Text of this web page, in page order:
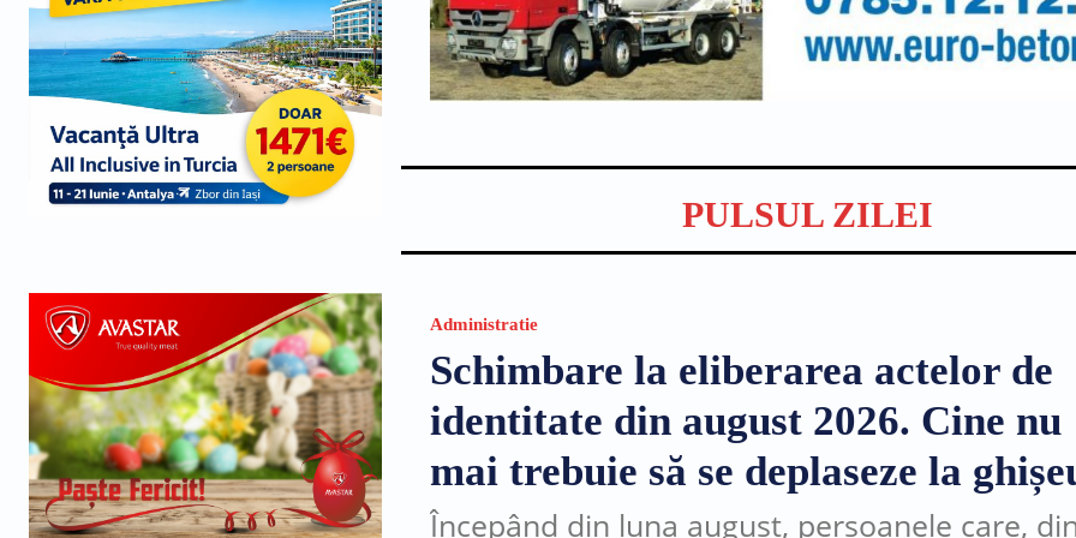
PULSUL ZILEI
Administratie
Schimbare la eliberarea actelor de
identitate din august 2026. Cine nu
mai trebuie să se deplaseze la
Începând din luna august, persoanele care,